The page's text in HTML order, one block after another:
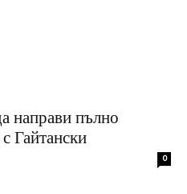
направи пълно
Гайтански
0